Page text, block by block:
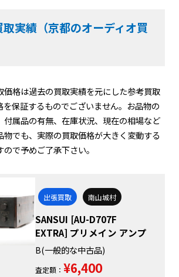
実績（京都のオーディオ買
格は過去の買取実績を元にした参考買取
を保証するものでございません。お品物の
付属品の有無、在庫状況、現在の相場など
物でも、実際の買取価格が大きく変動する
で予めご了承下さい。
出張買取 南山城村
SANSUI [AU-D707F
EXTRA] プリメイン アンプ
B(一般的な中古品)
査定額： ¥6,400